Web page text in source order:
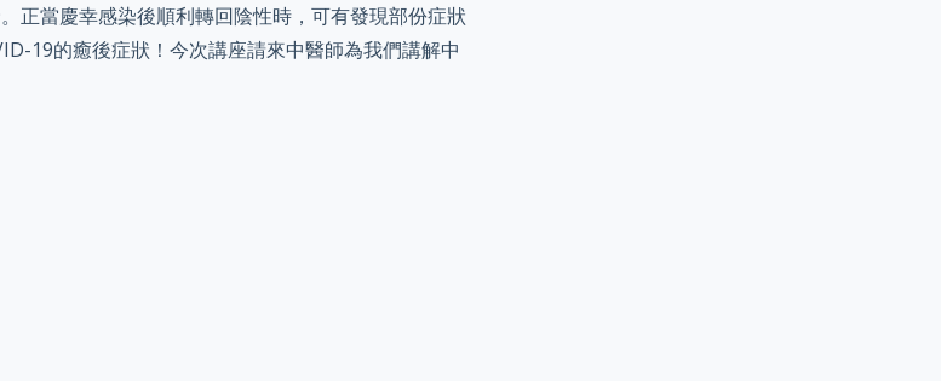
正當慶幸感染後順利轉回陰性時，可有發現部份症狀
19的癒後症狀！今次講座請來中醫師為我們講解中